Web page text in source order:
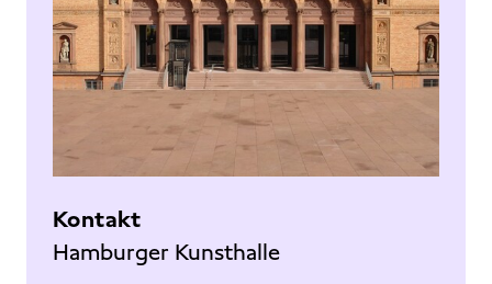
Kontakt
Hamburger Kunsthalle